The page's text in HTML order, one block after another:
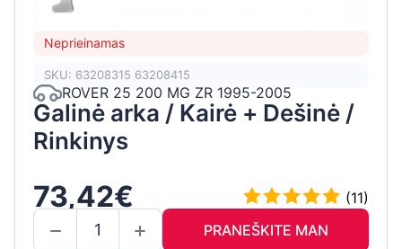
Neprieinamas
SKU: 63208315 63208415
ROVER 25 200 MG ZR 1995-2005
Galinė arka / Kairė + Dešinė /
Rinkinys
73,42€
(11)
PRANEŠKITE MAN